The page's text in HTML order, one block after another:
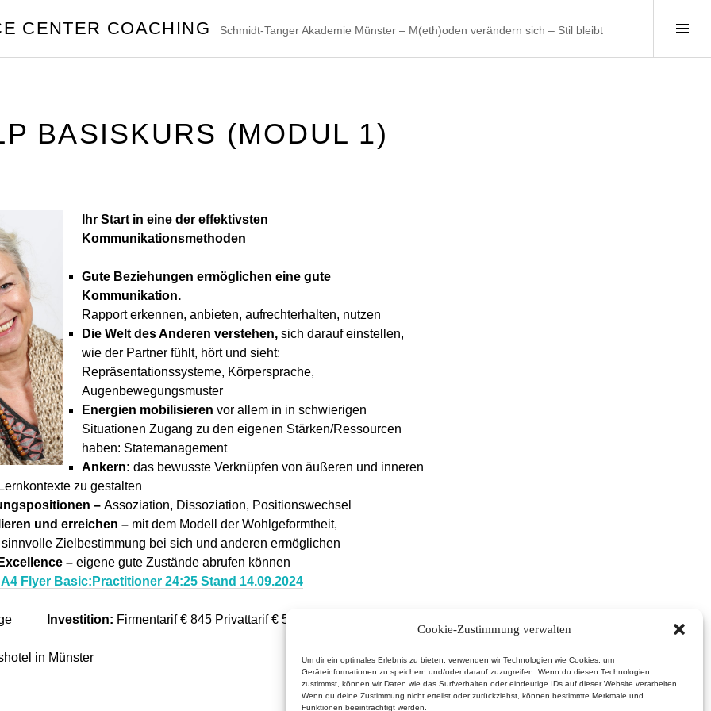
Cookie-Zustimmung verwalten
Um dir ein optimales Erlebnis zu bieten, verwenden wir Technologien wie Cookies, um
Geräteinformationen zu speichern und/oder darauf zuzugreifen. Wenn du diesen Technologien
zustimmst, können wir Daten wie das Surfverhalten oder eindeutige IDs auf dieser Website verarbeiten.
Wenn du deine Zustimmung nicht erteilst oder zurückziehst, können bestimmte Merkmale und
Funktionen beeinträchtigt werden.
CENTER COACHING Schmidt-Tanger Akademie Münster – M(eth)oden verändern sich – Stil bleibt
BASISKURS (MODUL 1)
Ihr Start in eine der effektivsten
Kommunikationsmethoden
Gute Beziehungen ermöglichen eine gute
Kommunikation.
Rapport erkennen, anbieten, aufrechterhalten, nutzen
Die Welt des Anderen verstehen, sich darauf einstellen,
wie der Partner fühlt, hört und sieht:
Repräsentationssysteme, Körpersprache,
Augenbewegungsmuster
Energien mobilisieren vor allem in in schwierigen
Situationen Zugang zu den eigenen Stärken/Ressourcen
haben: Statemanagement
Ankern: das bewusste Verknüpfen von äußeren und inneren
zu gestalten
– Assoziation, Dissoziation, Positionswechsel
und erreichen – mit dem Modell der Wohlgeformtheit,
Zielbestimmung bei sich und anderen ermöglichen
– eigene gute Zustände abrufen können
Flyer Basic:Practitioner 24:25 Stand 14.09.2024
Investition: Firmentarif € 845 Privattarif € 595
in Münster